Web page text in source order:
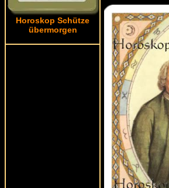
Horoskop Schütze
übermorgen